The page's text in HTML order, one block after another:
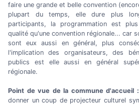
faire une grande et belle convention
plupart du temps, elle dure plus
participants, la programmation est
qualité qu'une convention régionale... car
sont eux aussi en général, plus
l'implication des organisateurs, des
publics est elle aussi en général
régionale.
Point de vue de la commune d'accueil :
donner un coup de projecteur culturel